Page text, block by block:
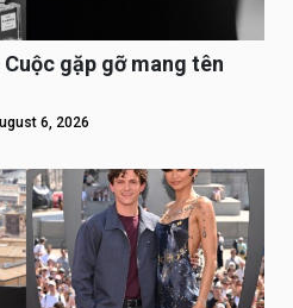
gặp gỡ mang tên
6, 2026